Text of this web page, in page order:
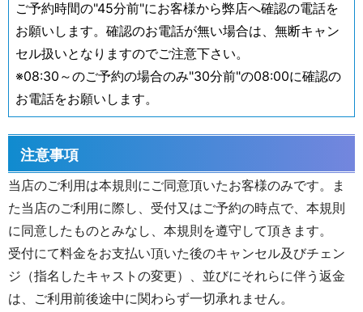
ご予約時間の"45分前"にお客様から弊店へ確認の電話を
お願いします。確認のお電話が無い場合は、無断キャン
セル扱いとなりますのでご注意下さい。
※08:30～のご予約の場合のみ"30分前"の08:00に確認の
お電話をお願いします。
注意事項
当店のご利用は本規則にご同意頂いたお客様のみです。ま
た当店のご利用に際し、受付又はご予約の時点で、本規則
に同意したものとみなし、本規則を遵守して頂きます。
受付にて料金をお支払い頂いた後のキャンセル及びチェン
ジ（指名したキャストの変更）、並びにそれらに伴う返金
は、ご利用前後途中に関わらず一切承れません。